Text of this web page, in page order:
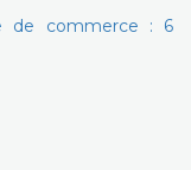
de commerce : 6